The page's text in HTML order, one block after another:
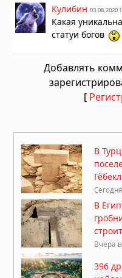
Кулибин 03.08.2020
Какая
статуи богов
Добавлять
[
В
В
Вчера
396